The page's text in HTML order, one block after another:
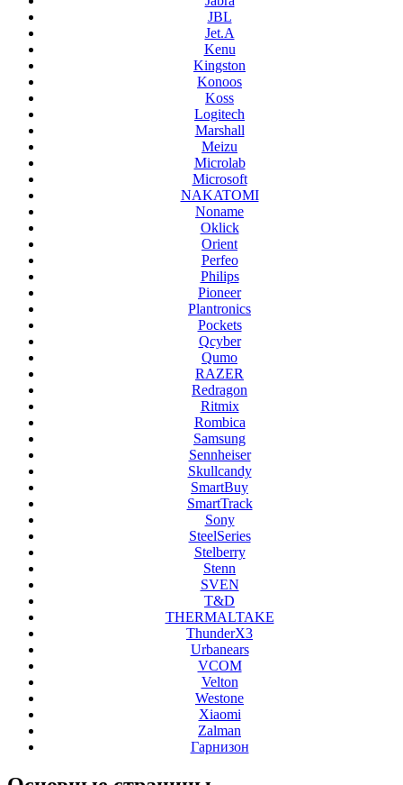
JBL
Jet.A
Kenu
Kingston
Konoos
Koss
Logitech
Marshall
Meizu
Microlab
Microsoft
NAKATOMI
Noname
Oklick
Orient
Perfeo
Philips
Pioneer
Plantronics
Pockets
Qcyber
Qumo
RAZER
Redragon
Ritmix
Rombica
Samsung
Sennheiser
Skullcandy
SmartBuy
SmartTrack
Sony
SteelSeries
Stelberry
Stenn
SVEN
T&D
THERMALTAKE
ThunderX3
Urbanears
VCOM
Velton
Westone
Xiaomi
Zalman
Гарнизон